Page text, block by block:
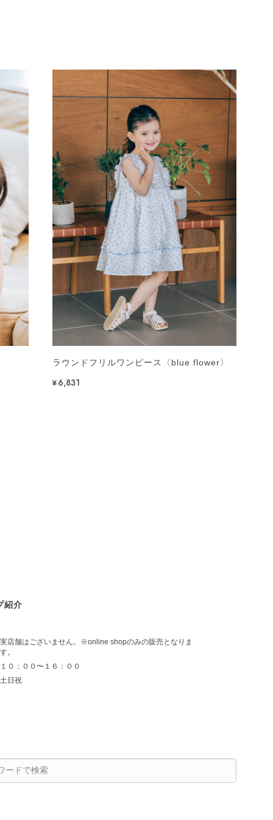
ラウンドフリルワンピース〈blue flower〉
¥6,831
紹介
実店舗はございません。※online shopのみの販売となりま
す。
１０：００〜１６：００
土日祝